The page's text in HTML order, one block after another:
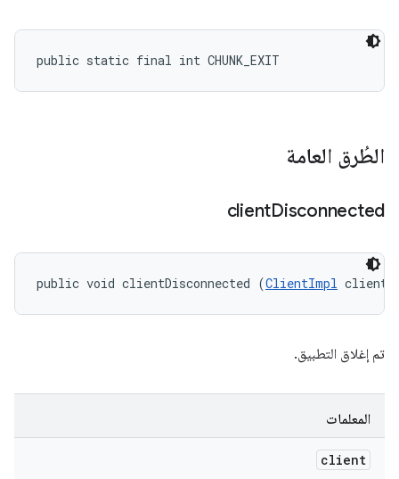
public static final int CHUNK_EXIT
الطُرق العامة
clientDisconnected
public void clientDisconnected (ClientImpl client)
تم إغلاق التطبيق.
المعلمات
client